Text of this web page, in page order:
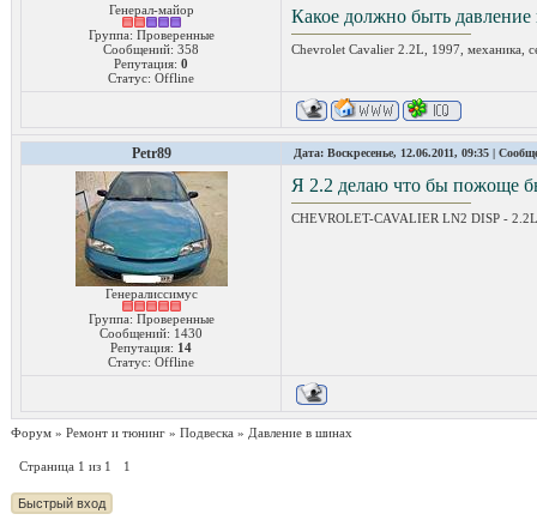
Генерал-майор
Группа: Проверенные
Сообщений: 358
Репутация: 0
Статус: Offline
Какое должно быть
Chevrolet Cavalier 2.2L, 1997, механика,
Petr89 Дата: Воскресенье, 12.06.2011, 09:35 |
Генералиссимус
Группа: Проверенные
Сообщений: 1430
Репутация: 14
Статус: Offline
Я 2.2 делаю что бы пожоще
CHEVROLET-CAVALIER LN2 DISP -
Форум » Ремонт и тюнинг » Подвеска » Давление в шинах
Страница 1 из 1 1